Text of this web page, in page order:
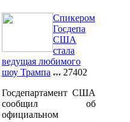
Спикером
Госдепа
США
стала
ведущая любимого
шоу Трампа
27402
Госдепартамент США
сообщил об
официальном